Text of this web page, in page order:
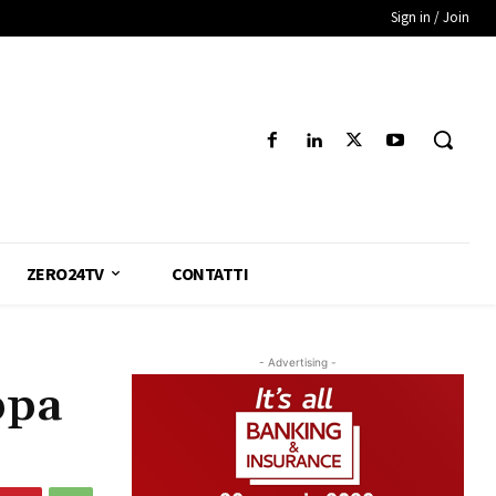
Sign in / Join
ZERO24TV CONTATTI
- Advertising -